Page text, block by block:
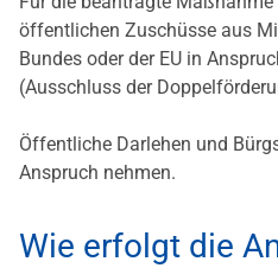
öffentlichen Zuschüsse aus
Bundes oder der EU in
(Ausschluss der
Öffentliche Darlehen und
Anspruch nehmen.
Wie erfolgt die